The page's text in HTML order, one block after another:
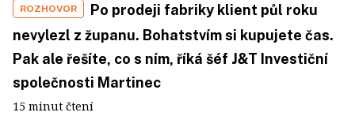
ROZHOVOR
Po prodeji fabriky klient půl roku
nevylezl z županu. Bohatstvím si kupujete čas.
Pak ale řešíte, co s ním, říká šéf J&T Investiční
společnosti Martinec
15 minut čtení